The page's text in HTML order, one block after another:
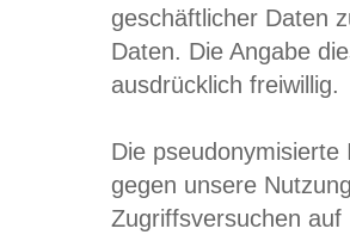
geschäftlicher Daten
Daten. Die Angabe
ausdrücklich freiwillig.
Die
gegen unsere
Zugriffsversuchen